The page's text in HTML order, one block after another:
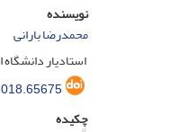
نویسنده
محمدرضا بارانی
استادیار دانشگاه
چکیده